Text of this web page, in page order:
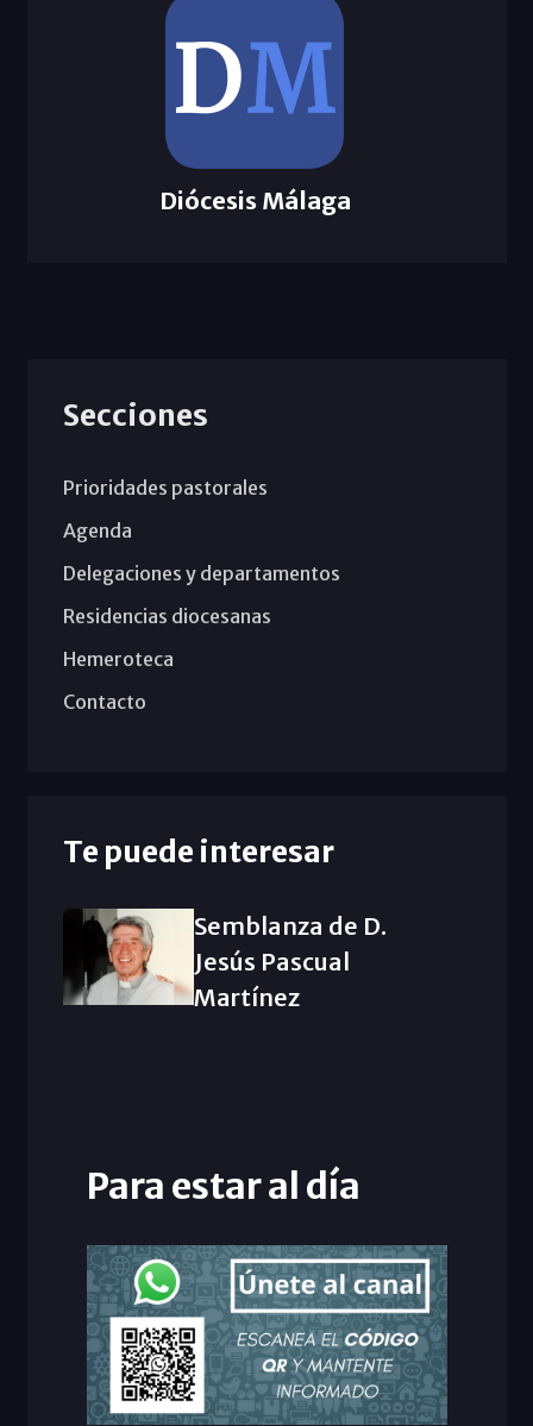
Diócesis Málaga
Secciones
Prioridades pastorales
Agenda
Delegaciones y departamentos
Residencias diocesanas
Hemeroteca
Contacto
Te puede interesar
Semblanza de D.
Jesús Pascual
Martínez
Para estar al día